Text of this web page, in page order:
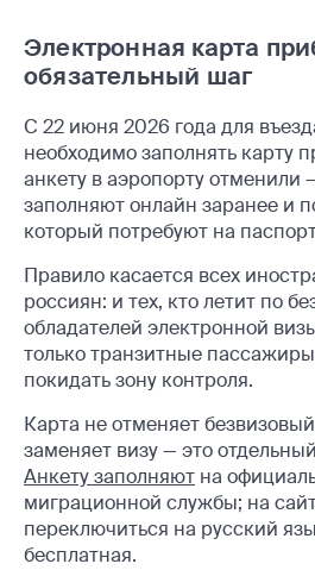
Электронная карта
обязательный шаг
С 22 июня 2026 года для
необходимо заполнять карту
анкету в аэропорту отменили
заполняют онлайн заранее и
который потребуют на
Правило касается всех
россиян: и тех, кто летит по
обладателей электронной
только транзитные
покидать зону контроля.
Карта не отменяет
заменяет визу — это
Анкету заполняют на
миграционной службы; на
переключиться на русский
бесплатная.